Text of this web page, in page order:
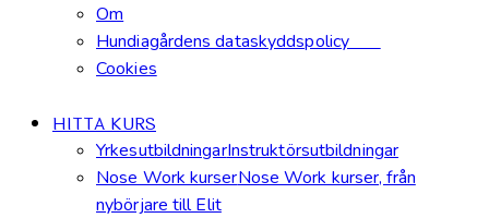
Om
Hundiagårdens dataskyddspolicy
Cookies
HITTA KURS
YrkesutbildningarInstruktörsutbildningar
Nose Work kurserNose Work kurser, från
nybörjare till Elit